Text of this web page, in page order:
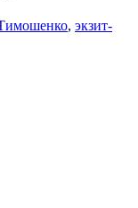
, экзит-